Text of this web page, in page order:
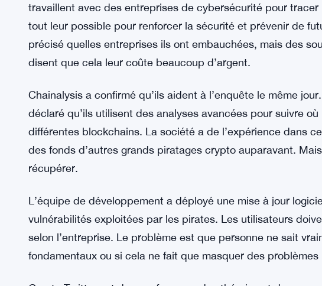
Début des efforts de récupération
La PDG Emily Carter est passée à l’action le 2 avril, publiant
travaillent avec des entreprises de cybersécurité pour tracer
tout leur possible pour renforcer la sécurité et prévenir de
précisé quelles entreprises ils ont embauchées, mais des
Chainalysis a confirmé qu’ils aident à l’enquête le même
déclaré qu’ils utilisent des analyses avancées pour suivre où
différentes blockchains. La société a de l’expérience dans